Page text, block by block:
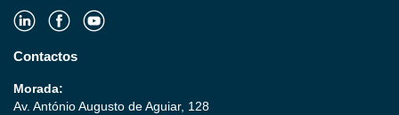
Contactos
Morada:
Av. António Augusto de Aguiar, 128